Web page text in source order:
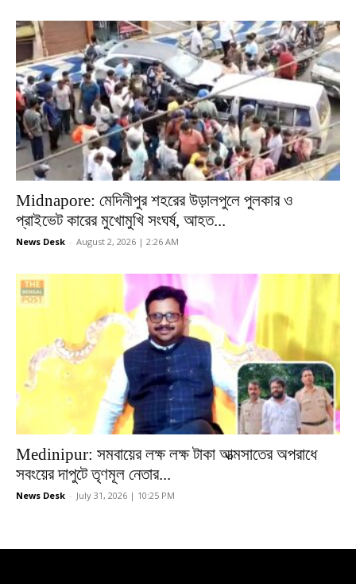
Midnapore: মেদিনীপুর শহরের উড়ালপুলে পুলকার ও
প্রাইভেট কারের মুখোমুখি সংঘর্ষ, আহত...
News Desk - August 2, 2026 | 2:26 AM
Medinipur: সমবায়ের লক্ষ লক্ষ টাকা আত্মসাতের অপরাধে
সবংয়ের দাপুটে তৃণমূল নেতার...
News Desk - July 31, 2026 | 10:25 PM